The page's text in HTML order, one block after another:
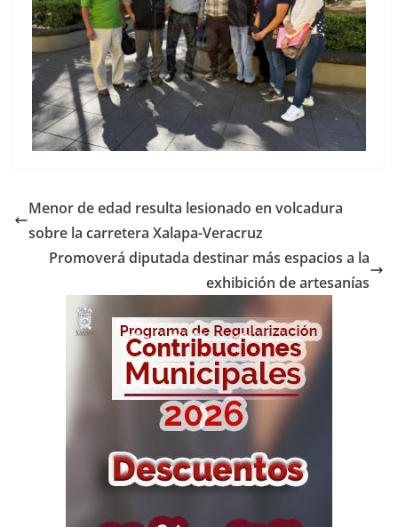
Menor de edad resulta lesionado en volcadura
sobre la carretera Xalapa-Veracruz
Promoverá diputada destinar más espacios a la
exhibición de artesanías